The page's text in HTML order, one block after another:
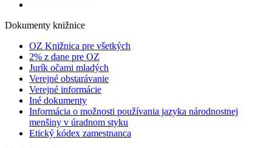
Dokumenty knižnice
OZ Knižnica pre všetkých
2% z dane pre OZ
Jurík očami mladých
Verejné obstarávanie
Verejné informácie
Iné dokumenty
Informácia o možnosti používania jazyka národnostnej
menšiny v úradnom styku
Etický kódex zamestnanca